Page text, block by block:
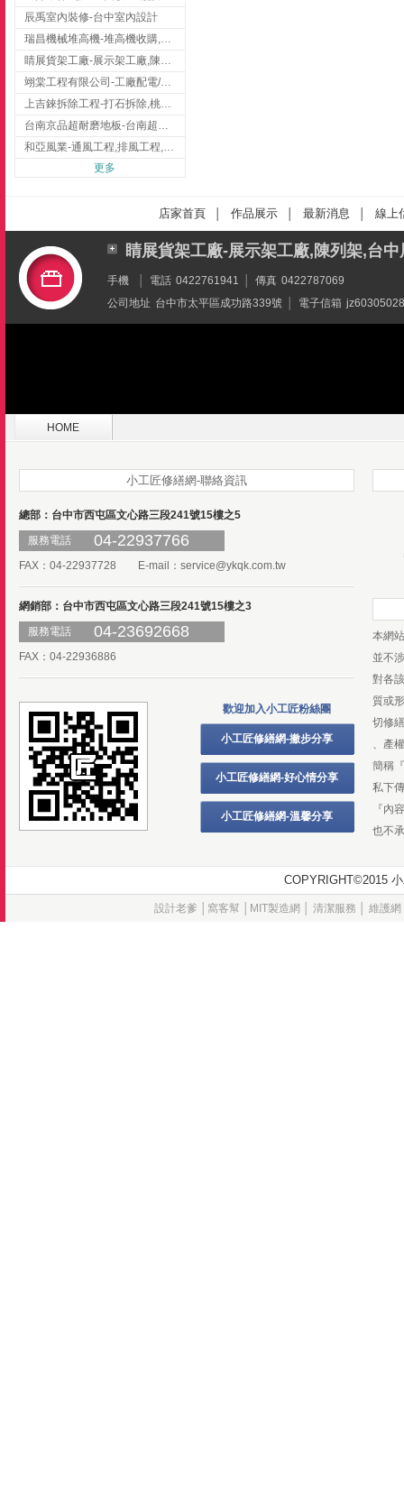
辰禹室內裝修-台中室內設計
瑞昌機械堆高機-堆高機收購,新北市堆高機,桃園堆高機
睛展貨架工廠-展示架工廠,陳列架,台中展示架工廠
翊棠工程有限公司-工廠配電/高雄消防機電公司
上吉錸拆除工程-打石拆除,桃園打石拆除,桃園拆除工程
台南京品超耐磨地板-台南超耐磨地板
和亞風業-通風工程,排風工程,彰化通風工程,彰化排風工程
更多
店家首頁 作品展示 最新消息 線上
睛展貨架工廠-展示架工廠,陳列架,台
手機 電話 0422761941 傳真 0422787069
公司地址 台中市太平區成功路339號 電子信箱
HOME
小工匠修繕網-聯絡資訊
總部：台中市西屯區文心路三段241號15樓之5
服務電話
04-22937766
FAX：04-22937728 E-mail： service@ykqk.com.tw
網銷部：台中市西屯區文心路三段241號15樓之3
服務電話
04-23692668
FAX：04-22936886
歡迎加入小工匠粉絲團
小工匠修繕網-撇步分享
小工匠修繕網-好心情分享
小工匠修繕網-溫馨分享
本網
並不
對各
質或
切修
、產
簡稱
私下
『內
也不
設計老爹 窩客幫│ MIT製造網 清潔服務 維護網